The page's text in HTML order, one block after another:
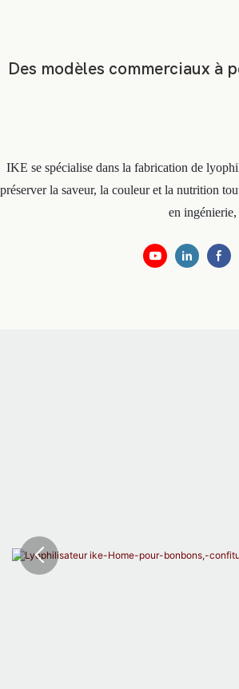
Des modèles commerciaux
IKE se spécialise dans la fabrication de
préserver la saveur, la couleur et la nutrition
en